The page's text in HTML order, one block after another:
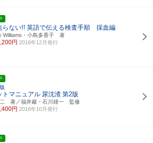
らない!! 英語で伝える検査手順 採血編
Williams・小島多香子 著
円 2016年12月発行
トマニュアル 尿沈渣 第2版
二 著／福井巖・石川雄一 監修
円 2016年10月発行